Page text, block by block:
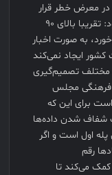
در معرض خطر قرار
دهد، باید در اختیار مردم قرار دهند.وی افزود: تقریبا بالای ۹۰
به صورت اخبار
ایجاد نمی‌کند
مختلف تصمیم‌گیری
فرهنگی مجلس
برای این که
شفاف شدن داده‌ها
اول است و اگر
رقم
کمک می‌کند تا